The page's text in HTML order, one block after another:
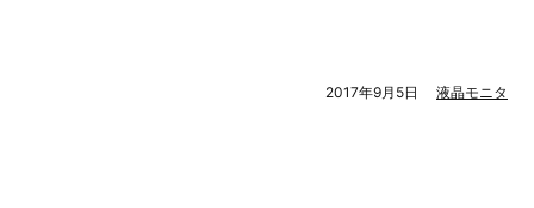
2017年9月5日 液晶モニタ